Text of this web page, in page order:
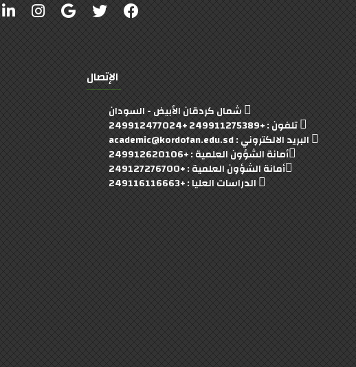
الإتصال
شمال كردقان الأبيض - السودان
تلفون : +249911275389 +249912477024
البريد الالكتروني : academic@kordofan.edu.sd
أمانة الشؤون العلمية : +249912620106
أمانة الشؤون العلمية : +249127276700
الدراسات العليا : +249116116663